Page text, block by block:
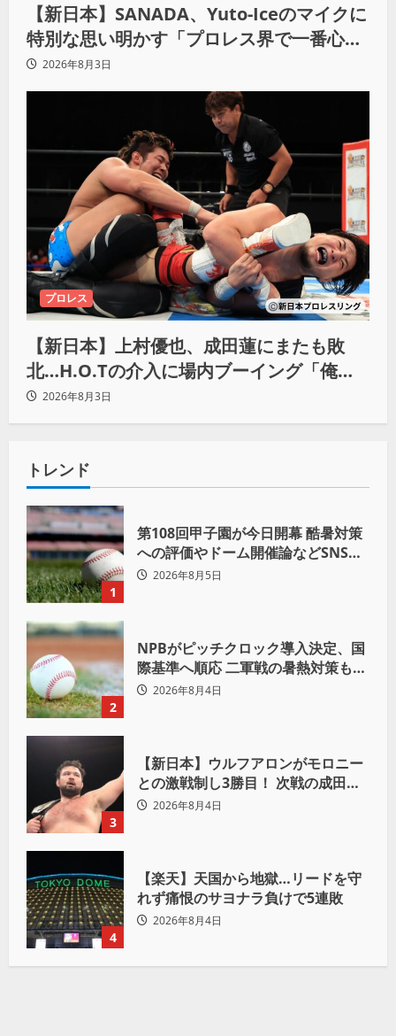
【新日本】SANADA、Yuto-Iceのマイクに
特別な思い明かす「プロレス界で一番心に
響きました」
2026年8月3日
プロレス
【新日本】上村優也、成田蓮にまたも敗
北…H.O.Tの介入に場内ブーイング「俺が
闘いたい蓮じゃない！」
2026年8月3日
トレンド
1
第108回甲子園が今日開幕 酷暑対策
への評価やドーム開催論などSNSで
議論も
2026年8月5日
2
NPBがピッチクロック導入決定、国
際基準へ順応 二軍戦の暑熱対策も柔
軟運用へ
2026年8月4日
3
【新日本】ウルフアロンがモロニー
との激戦制し3勝目！ 次戦の成田蓮
へ宣言「アイツの王道を俺の王道で
2026年8月4日
4
【楽天】天国から地獄…リードを守
れず痛恨のサヨナラ負けで5連敗
2026年8月4日